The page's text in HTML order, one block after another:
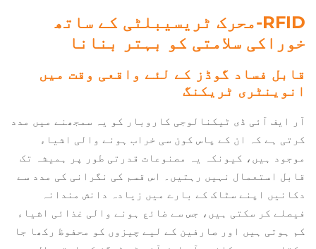
RFID-محرک ٹریسیبلٹی کے ساتھ
خوراکی سلامتی کو بہتر بنانا
قابل فساد گوڈز کے لئے واقعی وقت میں
انوینٹری ٹریکنگ
آر ایف آئی ڈی ٹیکنالوجی کاروبار کو یہ سمجھنے میں مدد
کرتی ہے کہ ان کے پاس کون سی خراب ہونے والی اشیاء
موجود ہیں، کیونکہ یہ مصنوعات قدرتی طور پر ہمیشہ تک
قابل استعمال نہیں رہتیں۔ اس قسم کی نگرانی کی مدد سے
دکانیں اپنے سٹاک کے بارے میں زیادہ دانش مندانہ
فیصلے کر سکتی ہیں، جس سے ضائع ہونے والی غذائی اشیاء
کم ہوتی ہیں اور صارفین کے لیے چیزوں کو محفوظ رکھا جا